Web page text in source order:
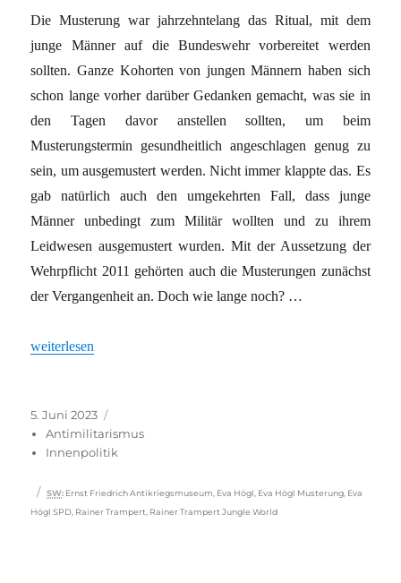
Die Musterung war jahrzehntelang das Ritual, mit dem
junge Männer auf die Bundeswehr vorbereitet werden
sollten. Ganze Kohorten von jungen Männern haben sich
schon lange vorher darüber Gedanken gemacht, was sie in
den Tagen davor anstellen sollten, um beim
Musterungstermin gesundheitlich angeschlagen genug zu
sein, um ausgemustert werden. Nicht immer klappte das. Es
gab natürlich auch den umgekehrten Fall, dass junge
Männer unbedingt zum Militär wollten und zu ihrem
Leidwesen ausgemustert wurden. Mit der Aussetzung der
Wehrpflicht 2011 gehörten auch die Musterungen zunächst
der Vergangenheit an. Doch wie lange noch? …
„Niemand hat die Absicht, eine Wehrpflicht wiedereinzuführen“
weiterlesen
Veröffentlicht
am
5. Juni 2023
Antimilitarismus
Innenpolitik
Schlagwörter
SW: Ernst Friedrich Antikriegsmuseum Eva Högl Eva Högl Musterung Eva
Högl SPD Rainer Trampert Rainer Trampert Jungle World